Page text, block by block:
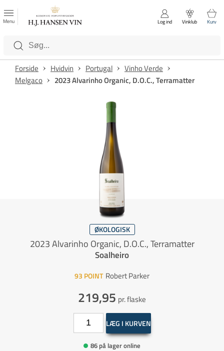
Luk
Kategorier
Menu Log ind Vinklub Kurv
Forside Hvidvin Portugal
Vinho Verde
Melgaco
2023 Alvarinho Organic, D.O.C., Terramatter
ØKOLOGISK
2023 Alvarinho Organic, D.O.C., Terramatter
Soalheiro
93 POINT Robert Parker
219,95 pr. flaske
LÆG I KURVEN
86 på lager online